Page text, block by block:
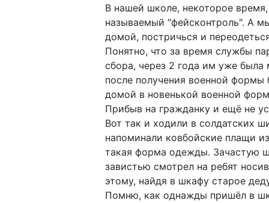
В нашей школе, некоторое
называемый "фейсконтроль". А
домой, постричься и
Понятно, что за время службы
сбора, через 2 года им уже
после получения военной
домой в новенькой военной
Прибыв на гражданку и ещё не
Вот так и ходили в солдатских
напоминали ковбойские плащи
такая форма одежды. Зачастую
завистью смотрел на ребят
этому, найдя в шкафу старое
Помню, как однажды пришёл в